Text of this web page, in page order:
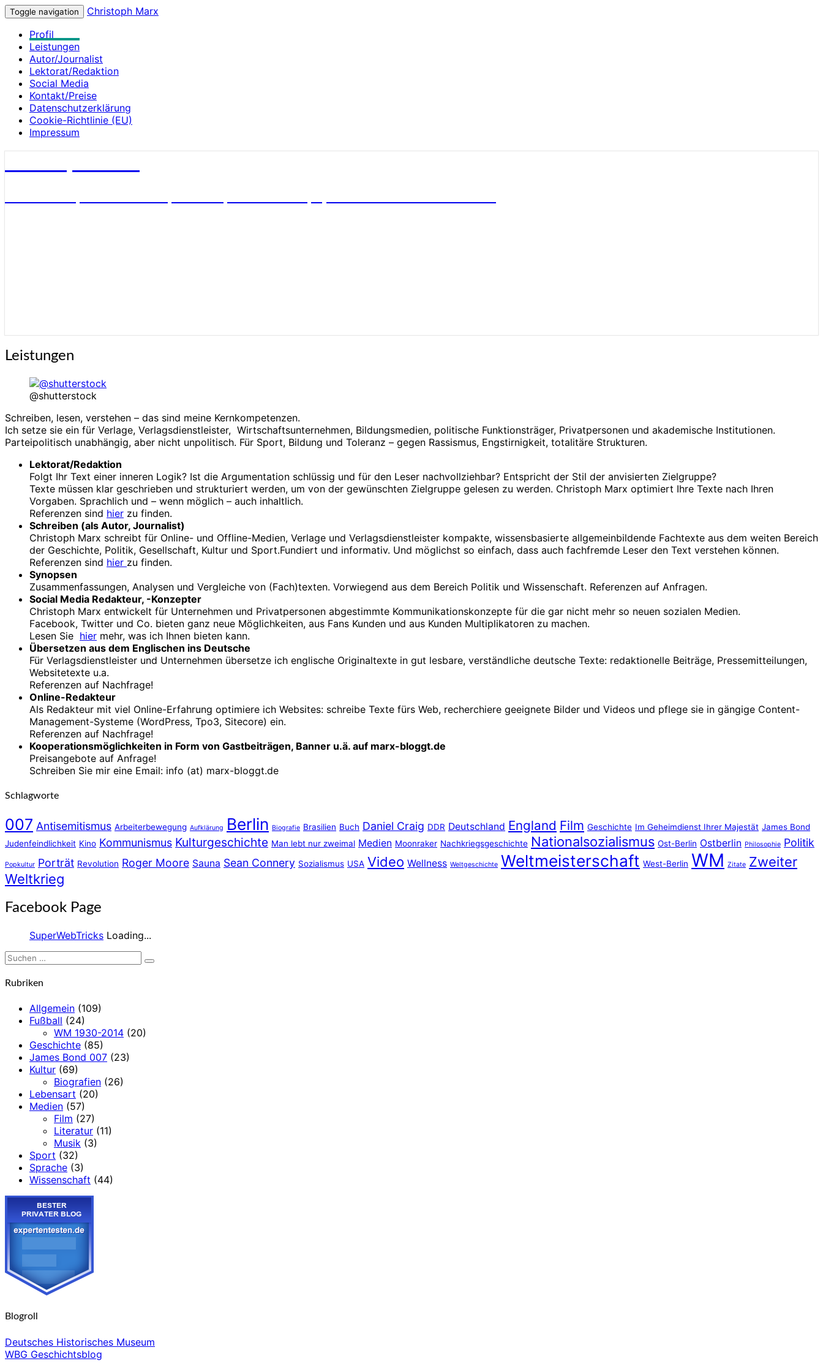
Toggle navigation
Christoph Marx
Profil
Leistungen
Autor/Journalist
Lektorat/Redaktion
Social Media
Kontakt/Preise
Datenschutzerklärung
Cookie-Richtlinie (EU)
Impressum
Leistungen
Leistungen
@shutterstock
Schreiben, lesen, verstehen – das sind meine Kernkompetenzen.
Ich setze sie ein für Verlage, Verlagsdienstleister, Wirtschaftsunternehmen, Bildungsmedien, politische Funktionsträger, Privatpersonen und akademische Institutionen.
Parteipolitisch unabhängig, aber nicht unpolitisch. Für Sport, Bildung und Toleranz – gegen Rassismus, Engstirnigkeit, totalitäre Strukturen.
Lektorat/Redaktion
Folgt Ihr Text einer inneren Logik? Ist die Argumentation schlüssig und für den Leser nachvollziehbar? Entspricht der Stil der anvisierten Zielgruppe?
Texte müssen klar geschrieben und strukturiert werden, um von der gewünschten Zielgruppe gelesen zu werden. Christoph Marx optimiert Ihre Texte nach Ihren
Vorgaben. Sprachlich und – wenn möglich – auch inhaltlich.
Referenzen sind hier zu finden.
Schreiben (als Autor, Journalist)
Christoph Marx schreibt für Online- und Offline-Medien, Verlage und Verlagsdienstleister kompakte, wissensbasierte allgemeinbildende Fachtexte aus dem weiten Bereich
der Geschichte, Politik, Gesellschaft, Kultur und Sport.Fundiert und informativ. Und möglichst so einfach, dass auch fachfremde Leser den Text verstehen können.
Referenzen sind hier zu finden.
Synopsen
Zusammenfassungen, Analysen und Vergleiche von (Fach)texten. Vorwiegend aus dem Bereich Politik und Wissenschaft. Referenzen auf Anfragen.
Social Media Redakteur, -Konzepter
Christoph Marx entwickelt für Unternehmen und Privatpersonen abgestimmte Kommunikationskonzepte für die gar nicht mehr so neuen sozialen Medien.
Facebook, Twitter und Co. bieten ganz neue Möglichkeiten, aus Fans Kunden und aus Kunden Multiplikatoren zu machen.
Lesen Sie hier mehr, was ich Ihnen bieten kann.
Übersetzen aus dem Englischen ins Deutsche
Für Verlagsdienstleister und Unternehmen übersetze ich englische Originaltexte in gut lesbare, verständliche deutsche Texte: redaktionelle Beiträge, Pressemitteilungen,
Websitetexte u.a.
Referenzen auf Nachfrage!
Online-Redakteur
Als Redakteur mit viel Online-Erfahrung optimiere ich Websites: schreibe Texte fürs Web, recherchiere geeignete Bilder und Videos und pflege sie in gängige Content-
Management-Systeme (WordPress, Tpo3, Sitecore) ein.
Referenzen auf Nachfrage!
Kooperationsmöglichkeiten in Form von Gastbeiträgen, Banner u.ä. auf marx-bloggt.de
Preisangebote auf Anfrage!
Schreiben Sie mir eine Email: info (at) marx-bloggt.de
Schlagworte
007 Antisemitismus Arbeiterbewegung Aufklärung Berlin Biografie Brasilien Buch Daniel Craig DDR Deutschland England Film Geschichte Im Geheimdienst Ihrer Majestät James Bond
Judenfeindlichkeit Kino Kommunismus Kulturgeschichte Man lebt nur zweimal Medien Moonraker Nachkriegsgeschichte Nationalsozialismus Ost-Berlin Ostberlin Philosophie Politik
Popkultur Porträt Revolution Roger Moore Sauna Sean Connery Sozialismus USA Video Wellness Weltgeschichte Weltmeisterschaft West-Berlin WM Zitate Zweiter
Weltkrieg
Facebook Page
SuperWebTricks Loading...
Suchen
nach:
Suchen
Rubriken
Allgemein (109)
Fußball (24)
WM 1930-2014 (20)
Geschichte (85)
James Bond 007 (23)
Kultur (69)
Biografien (26)
Lebensart (20)
Medien (57)
Film (27)
Literatur (11)
Musik (3)
Sport (32)
Sprache (3)
Wissenschaft (44)
Blogroll
Deutsches Historisches Museum
WBG Geschichtsblog